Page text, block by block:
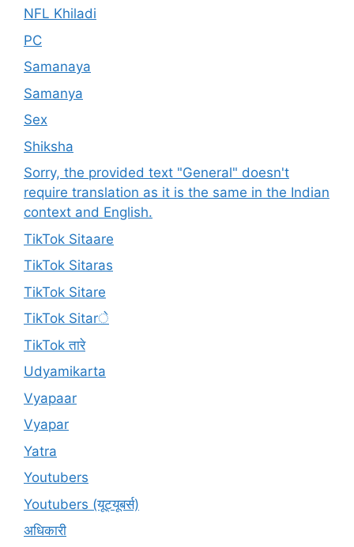
NFL Khiladi
PC
Samanaya
Samanya
Sex
Shiksha
Sorry, the provided text "General" doesn't
require translation as it is the same in the Indian
context and English.
TikTok Sitaare
TikTok Sitaras
TikTok Sitare
TikTok Sitarे
TikTok तारे
Udyamikarta
Vyapaar
Vyapar
Yatra
Youtubers
Youtubers (यूट्यूबर्स)
अधिकारी